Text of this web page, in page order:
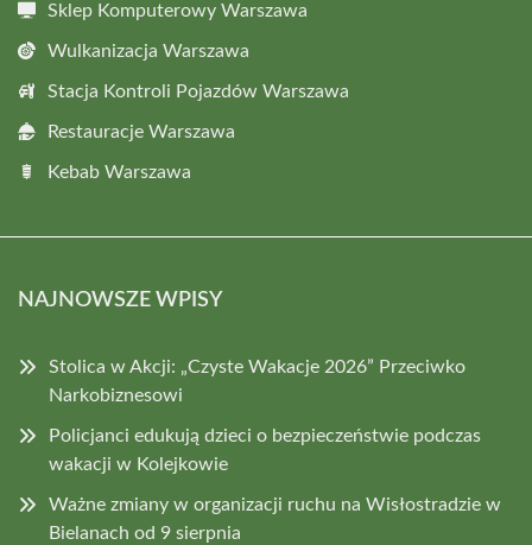
Sklep Komputerowy Warszawa
Wulkanizacja Warszawa
Stacja Kontroli Pojazdów Warszawa
Restauracje Warszawa
Kebab Warszawa
NAJNOWSZE WPISY
Stolica w Akcji: „Czyste Wakacje 2026” Przeciwko
Narkobiznesowi
Policjanci edukują dzieci o bezpieczeństwie podczas
wakacji w Kolejkowie
Ważne zmiany w organizacji ruchu na Wisłostradzie w
Bielanach od 9 sierpnia